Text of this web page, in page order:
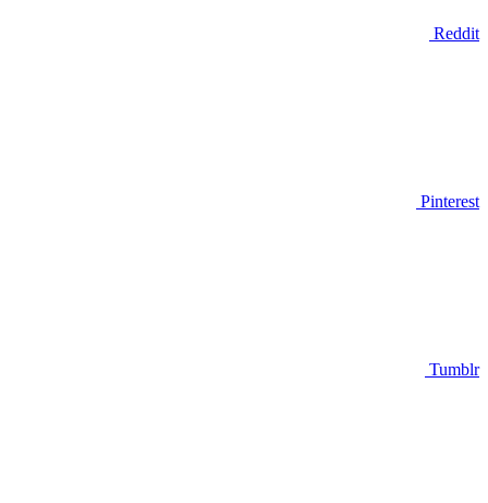
Reddit
Pinterest
Tumblr